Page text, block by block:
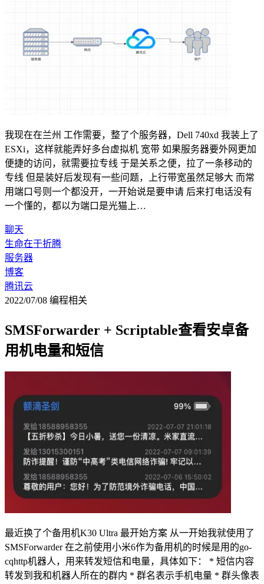
我现在在兰州 工作需要，整了个服务器，Dell 740xd 我装上了
ESXi，这样就能弄好多台虚拟机 宽带 如果服务器要外网更加
便捷的访问，就需要拉专线 于是关系之便，拉了一条移动的
专线 但是装好后发现有一些问题，上行带宽虽然足够大 而常
用端口号则一个都没开，一开始说是要申请 后来打电话没有
一个懂的，都以为端口是光猫上…
聊天
生命在于折腾
服务器
博客
腾讯云
2022/07/08 编程相关
SMSForwarder + Scriptable查看安卓备
用机电量和短信
最近换了个备用机K30 Ultra 最开始方案 从一开始我就使用了
SMSForwarder 在之前使用小米6作为备用机的时候是用的go-
cqhttp机器人，用来转发短信和电量，具体如下： * 短信内容
转发到我和机器人所在的群内 * 群名表示手机电量 * 群头像表